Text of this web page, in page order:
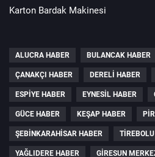
Karton Bardak Makinesi
ALUCRA HABER BULANCAK HABER
ÇANAKÇI HABER DERELI HABER
ESPIYE HABER EYNESIL HABER
GÜCE HABER KEŞAP HABER
ŞEBINKARAHISAR HABER
YAĞLIDERE HABER GIRESUN